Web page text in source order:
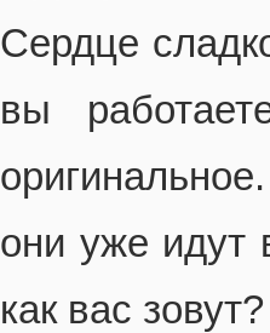
Сердце
вы
они уже идут
как вас